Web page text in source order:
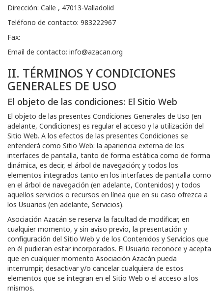
Dirección: Calle , 47013-Valladolid
Teléfono de contacto: 983222967
Fax:
Email de contacto: info@azacan.org
II. TÉRMINOS Y CONDICIONES
GENERALES DE USO
El objeto de las condiciones: El Sitio Web
El objeto de las presentes Condiciones Generales de Uso (en
adelante, Condiciones) es regular el acceso y la utilización del
Sitio Web. A los efectos de las presentes Condiciones se
entenderá como Sitio Web: la apariencia externa de los
interfaces de pantalla, tanto de forma estática como de forma
dinámica, es decir, el árbol de navegación; y todos los
elementos integrados tanto en los interfaces de pantalla como
en el árbol de navegación (en adelante, Contenidos) y todos
aquellos servicios o recursos en línea que en su caso ofrezca a
los Usuarios (en adelante, Servicios).
Asociación Azacán se reserva la facultad de modificar, en
cualquier momento, y sin aviso previo, la presentación y
configuración del Sitio Web y de los Contenidos y Servicios que
en él pudieran estar incorporados. El Usuario reconoce y acepta
que en cualquier momento Asociación Azacán pueda
interrumpir, desactivar y/o cancelar cualquiera de estos
elementos que se integran en el Sitio Web o el acceso a los
mismos.